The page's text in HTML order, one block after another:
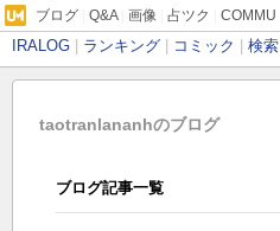
ブログ Q&A| 画像 占ツク COMMU
IRALOG ランキング コミック 検索
taotranlananhのブログ
ブログ記事一覧